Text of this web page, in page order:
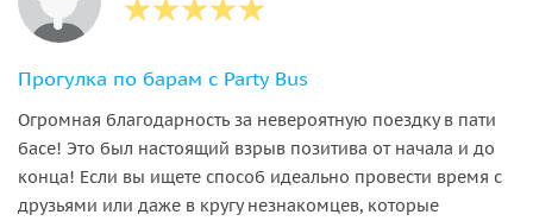
Прогулка по барам с Party Bus
Огромная благодарность за невероятную поездку в пати
басе! Это был настоящий взрыв позитива от начала и до
конца! Если вы ищете способ идеально провести время с
друзьями или даже в кругу незнакомцев, которые